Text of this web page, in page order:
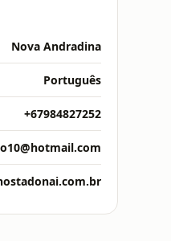
Nova Andradina
Português
+67984827252